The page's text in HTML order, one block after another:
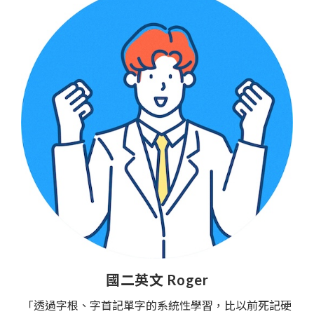
國二英文 Roger
「透過字根、字首記單字的系統性學習，比以前死記硬